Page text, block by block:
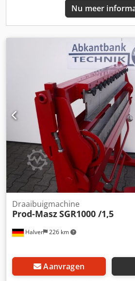
ophalen is mogelijk Verzending
Nu meer
Halver 226 km
Draaibuigmachine
Prod-MaszSGR1000 /1,5
Aanvragen